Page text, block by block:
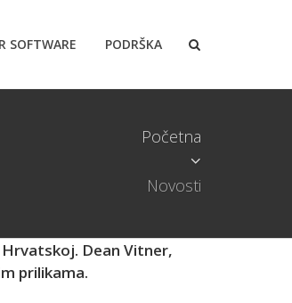
SOFTWARE PODRŠKA
Početna
Novosti
Dean Vitner,
prilikama.